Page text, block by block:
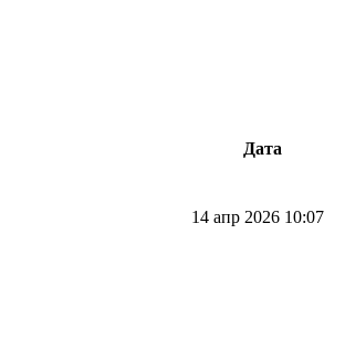
Дата
14 апр 2026 10:07